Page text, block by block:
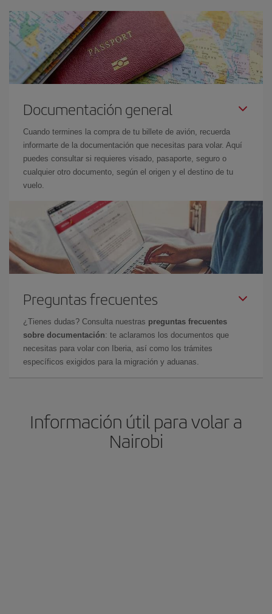
Documentación general
Cuando termines la compra de tu billete de avión, recuerda
informarte de la documentación que necesitas para volar. Aquí
puedes consultar si requieres visado, pasaporte, seguro o
cualquier otro documento, según el origen y el destino de tu
vuelo.
Preguntas frecuentes
¿Tienes dudas? Consulta nuestras preguntas frecuentes
sobre documentación: te aclaramos los documentos que
necesitas para volar con Iberia, así como los trámites
específicos exigidos para la migración y aduanas.
Información útil para volar a
Nairobi